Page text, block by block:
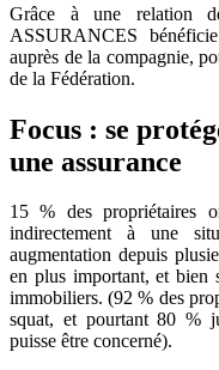
Grâce à une relation
ASSURANCES
auprès de la compagnie,
de la Fédération.
Focus : se
une assurance
15 % des propriétaires
indirectement à une
augmentation depuis
en plus important, et bien
immobiliers. (92 % des
squat, et pourtant 80 %
puisse être concerné).